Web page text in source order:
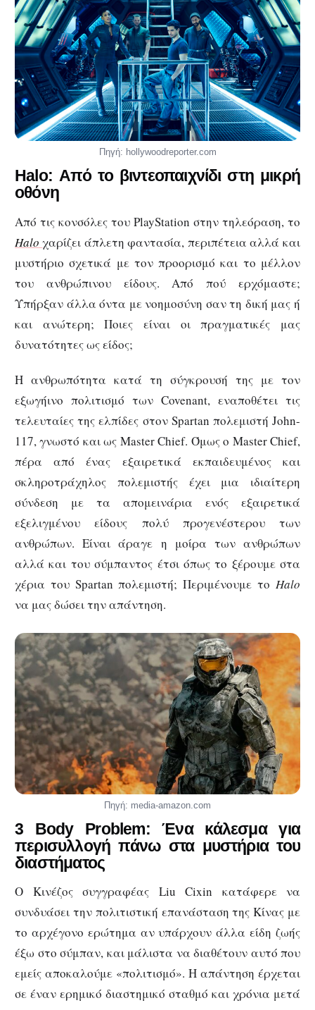
Πηγή: hollywoodreporter.com
Halo: Από το βιντεοπαιχνίδι στη μικρή
οθόνη
Από τις κονσόλες του PlayStation στην τηλεόραση, το
Halo χαρίζει άπλετη φαντασία, περιπέτεια αλλά και
μυστήριο σχετικά με τον προορισμό και το μέλλον
του ανθρώπινου είδους. Από πού ερχόμαστε;
Υπήρξαν άλλα όντα με νοημοσύνη σαν τη δική μας ή
και ανώτερη; Ποιες είναι οι πραγματικές μας
δυνατότητες ως είδος;
Η ανθρωπότητα κατά τη σύγκρουσή της με τον
εξωγήινο πολιτισμό των Covenant, εναποθέτει τις
τελευταίες της ελπίδες στον Spartan πολεμιστή John-
117, γνωστό και ως Master Chief. Όμως ο Master Chief,
πέρα από ένας εξαιρετικά εκπαιδευμένος και
σκληροτράχηλος πολεμιστής έχει μια ιδιαίτερη
σύνδεση με τα απομεινάρια ενός εξαιρετικά
εξελιγμένου είδους πολύ προγενέστερου των
ανθρώπων. Είναι άραγε η μοίρα των ανθρώπων
αλλά και του σύμπαντος έτσι όπως το ξέρουμε στα
χέρια του Spartan πολεμιστή; Περιμένουμε το Halo
να μας δώσει την απάντηση.
Πηγή: media-amazon.com
3 Body Problem: Ένα κάλεσμα για
περισυλλογή πάνω στα μυστήρια του
διαστήματος
Ο Κινέζος συγγραφέας Liu Cixin κατάφερε να
συνδυάσει την πολιτιστική επανάσταση της Κίνας με
το αρχέγονο ερώτημα αν υπάρχουν άλλα είδη ζωής
έξω στο σύμπαν, και μάλιστα να διαθέτουν αυτό που
εμείς αποκαλούμε «πολιτισμό». Η απάντηση έρχεται
σε έναν ερημικό διαστημικό σταθμό και χρόνια μετά